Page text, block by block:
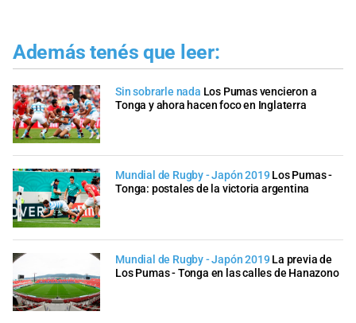
Además tenés que leer:
Sin sobrarle nada Los Pumas vencieron a
Tonga y ahora hacen foco en Inglaterra
Mundial de Rugby - Japón 2019 Los Pumas -
Tonga: postales de la victoria argentina
Mundial de Rugby - Japón 2019 La previa de
Los Pumas - Tonga en las calles de Hanazono